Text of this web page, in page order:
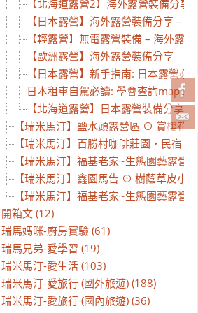
【北海道露營2】海外露營裝備分享
【日本露營】海外露營裝備分享 – (
【輕露營】無電露營裝備 – 海外露
【歐洲露營】海外露營裝備分享
【日本露營】新手指南: 日本露營必
日本租車自駕必讀: 學會查詢
【北海道露營】日本露營裝備分享 –
【瑞米馬汀】鹽水頭露營區 ⊙ 賞櫻花
【瑞米馬汀】百勝村咖啡莊園‧民宿
【瑞米馬汀】福基老家~生態園藝露
【瑞米馬汀】鑫園馬告 ⊙ 樹蔭草皮小
【瑞米馬汀】福基老家~生態園藝露
開箱文 (12)
瑞馬媽咪-廚房實驗 (61)
瑞馬兄弟-愛學習 (19)
瑞米馬汀-愛生活 (103)
瑞米馬汀-愛旅行 (國外旅遊) (188)
瑞米馬汀-愛旅行 (國內旅遊) (36)